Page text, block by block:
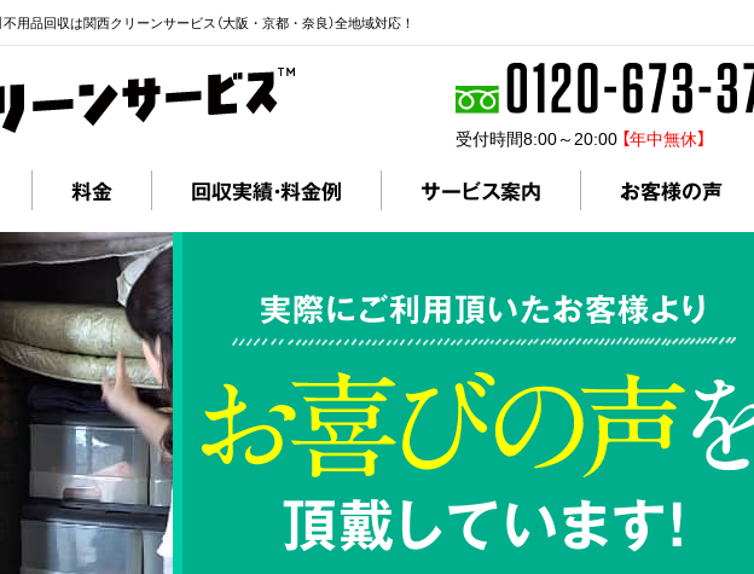
用品回収は関西クリーンサービス（大阪・京都・奈良）全地域対応！
受付時間8:00～20:00 【年中無休】
料金 回収実績・料金例 サービス案内 お客様の声
実際にご利用頂いたお客様より
頂戴しています!